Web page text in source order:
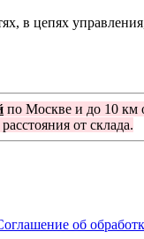
в цепях
по Москве и до 10 км
от склада.
об